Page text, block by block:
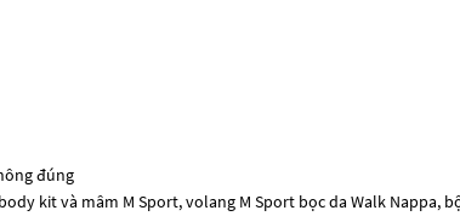
đúng
kit và mâm M Sport, volang M Sport bọc da Walk Nappa,